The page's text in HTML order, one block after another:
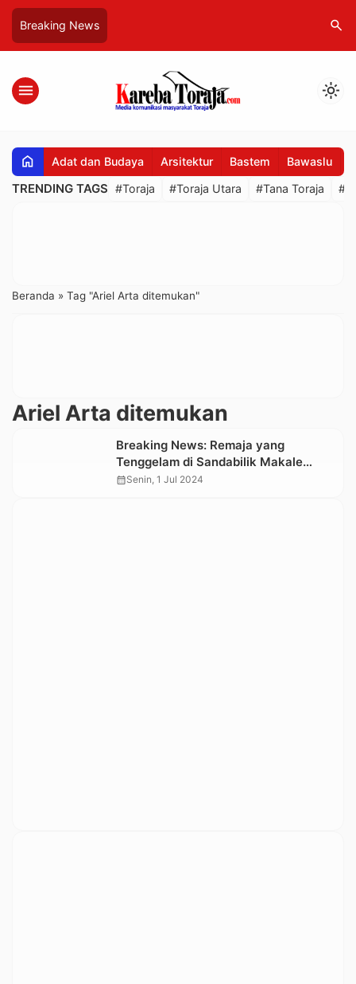
Breaking News search
menu light_mode
home Adat dan Budaya Arsitektur Bastem Bawaslu
TRENDING TAGS #Toraja #Toraja Utara #Tana Toraja
Beranda » Tag "Ariel Arta ditemukan"
Ariel Arta ditemukan
Breaking News: Remaja yang
Tenggelam di Sandabilik Makale
Selatan Ditemukan Meninggal Dunia
calendar_monthSenin, 1 Jul 2024